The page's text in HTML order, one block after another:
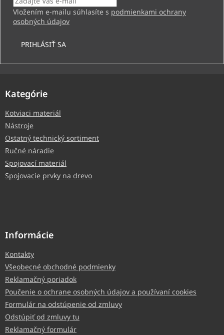
Vložením e-mailu súhlasíte s podmienkami ochrany
osobných údajov
PRIHLÁSIŤ SA
Kategórie
Kotviaci materiál
Nástroje
Ostatný technický sortiment
Ručné náradie
Spojovací materiál
Spojovacie prvky na drevo
Informácie
Kontakty
Všeobecné obchodné podmienky
Reklamačný poriadok
Poučenie o ochrane osobných údajov a používaní cookies
Formulár na odstúpenie od zmluvy
Odstúpiť od zmluvy tu
Reklamačný formulár